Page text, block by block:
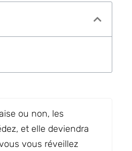
ou non, les
et elle deviendra
vous réveillez